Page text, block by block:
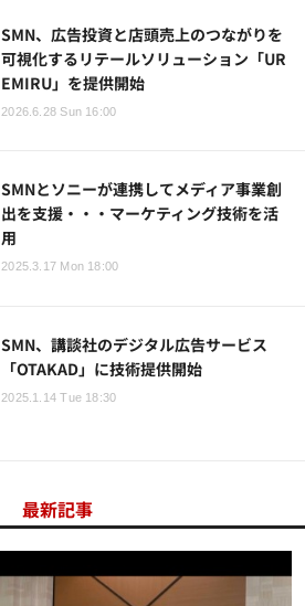
SMN、広告投資と店頭売上のつながりを
可視化するリテールソリューション「UR
EMIRU」を提供開始
2026.6.28 Sun 16:00
SMNとソニーが連携してメディア事業創
出を支援・・・マーケティング技術を活
用
2025.3.17 Mon 18:00
SMN、講談社のデジタル広告サービス
「OTAKAD」に技術提供開始
2025.1.14 Tue 18:30
最新記事